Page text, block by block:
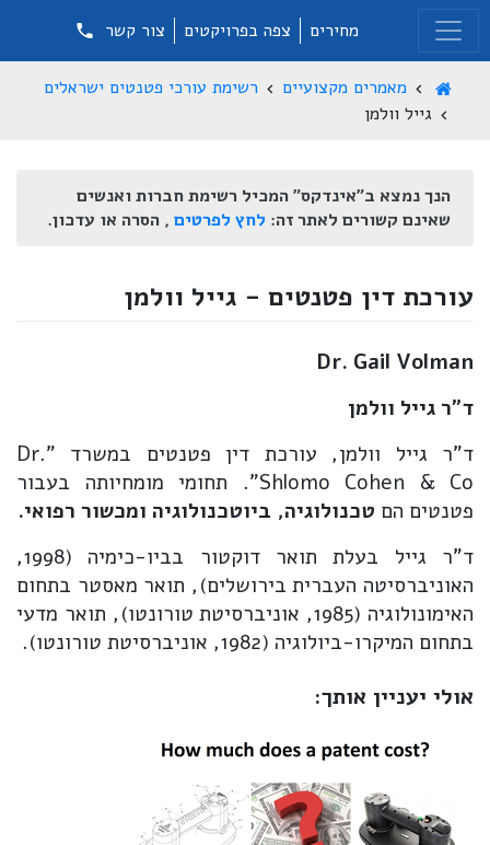
מחירים צפה בפרויקטים צור קשר
מאמרים מקצועיים
רשימת עורכי פטנטים ישראלים
גייל וולמן
הנך נמצא ב"אינדקס" המכיל רשימת חברות ואנשים
שאינם קשורים לאתר זה: לחץ לפרטים , הסרה או עדכון.
עורכת דין פטנטים - גייל וולמן
Dr. Gail Volman
ד"ר גייל וולמן
ד"ר גייל וולמן, עורכת דין פטנטים במשרד "Dr.
Shlomo Cohen & Co". תחומי מומחיותה בעבור
פטנטים הם טכנולוגיה, ביוטכנולוגיה ומכשור רפואי.
ד"ר גייל בעלת תואר דוקטור בביו-כימיה (1998,
האוניברסיטה העברית בירושלים), תואר מאסטר בתחום
האימונולוגיה (1985, אוניברסיטת טורונטו), תואר מדעי
בתחום המיקרו-ביולוגיה (1982, אוניברסיטת טורונטו).
אולי יעניין אותך: